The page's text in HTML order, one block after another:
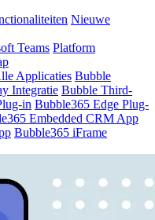
Nieuwe
Teams Platform
Applicaties Bubble
Integratie Bubble Third-
in Bubble365 Edge Plug-
Embedded CRM App
Bubble365 iFrame